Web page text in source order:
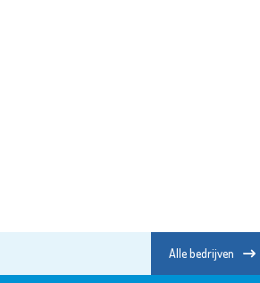
Alle bedrijven